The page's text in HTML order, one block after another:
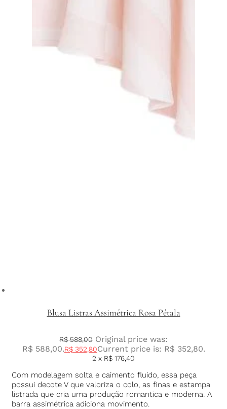
Blusa Listras Assimétrica Rosa Pétala
R$588,00 Original price was:
R$ 588,00.R$352,80Current price is: R$ 352,80.
2 x R$ 176,40
Com modelagem solta e caimento fluido, essa peça
possui decote V que valoriza o colo, as finas e estampa
listrada que cria uma produção romantica e moderna. A
barra assimétrica adiciona movimento.